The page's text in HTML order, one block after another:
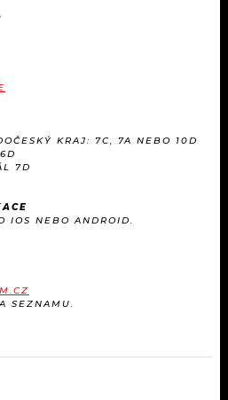
KRAJ: 7C, 7A NEBO 10D
7D
IOS NEBO ANDROID.
SEZNAMU.